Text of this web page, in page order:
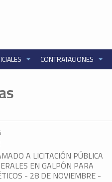
CONTRATACIONES
A LICITACIÓN PÚBLICA
EN GALPÓN PARA
- 28 DE NOVIEMBRE -